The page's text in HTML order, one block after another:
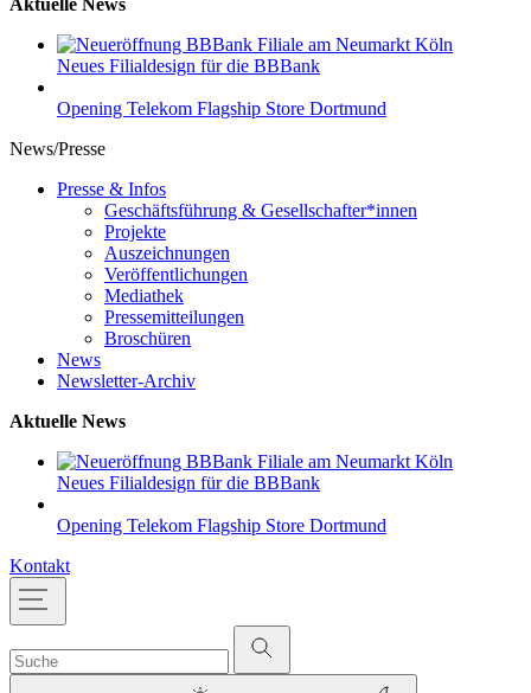
Aktuelle News
Neues Filialdesign für die BBBank
Opening Telekom Flagship Store Dortmund
News/Presse
Presse & Infos
Geschäftsführung & Gesellschafter*innen
Projekte
Auszeichnungen
Veröffentlichungen
Mediathek
Pressemitteilungen
Broschüren
News
Newsletter-Archiv
Aktuelle News
Neues Filialdesign für die BBBank
Opening Telekom Flagship Store Dortmund
Kontakt